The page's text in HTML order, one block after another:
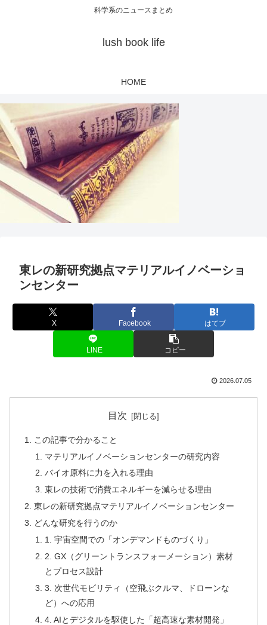
科学系のニュースまとめ
lush book life
HOME
東レの新研究拠点マテリアルイノベーショ
ンセンター
X Facebook はてブ
LINE コピー
2026.07.05
目次
この記事で分かること
マテリアルイノベーションセンターの研究内容
バイオ原料に力を入れる理由
東レの技術で消費エネルギーを減らせる理由
東レの新研究拠点マテリアルイノベーションセンター
どんな研究を行うのか
1. 宇宙空間での「オンデマンドものづくり」
2. GX（グリーントランスフォーメーション）素材
とプロセス設計
3. 次世代モビリティ（空飛ぶクルマ、ドローンな
ど）への応用
4. AIとデジタルを駆使した「超高速な素材開発」